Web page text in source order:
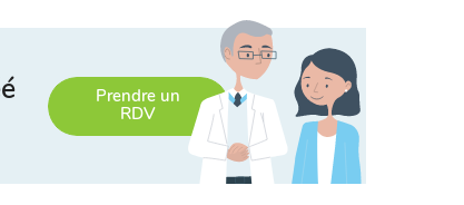
Prendre un
RDV